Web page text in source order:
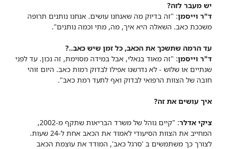
יש מעבר לזה?
ד"ר וייסמן: "זה בדיוק מה שאנחנו עושים. אנחנו נותנים תרופה
משככת כאב. השאלה היא איך, מה, מתי וכמה נותנים".
עד הרמה שתשכך את הכאב, כל זמן שיש כאב..?
ד"ר וייסמן: "זה מאוד בנאלי, אבל במידה מסוימת, זה נכון. עד לפני
שנתיים או שלוש - לא נדרשנו אפילו לבדוק רמות כאב. היום זוהי
חובה של הצוות הרפואי לבדוק ואף לתעד רמת כאב".
איך עושים את זה?
ציקי אדלר
: "קיים נוהל של משרד הבריאות שתקף מ-2002,
המחייב את הצוות הסיעודי לאמוד את הכאב אחת ל-24 שעות.
לצורך כך משתמשים ב 'סרגל כאב', המודד את עוצמת הכאב